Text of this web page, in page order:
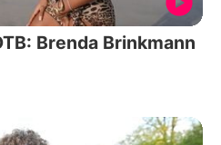
Brenda Brinkmann